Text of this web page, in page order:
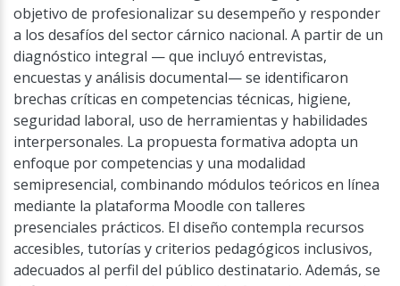
objetivo de profesionalizar su desempeño y responder
a los desafíos del sector cárnico nacional. A partir de un
diagnóstico integral — que incluyó entrevistas,
encuestas y análisis documental— se identificaron
brechas críticas en competencias técnicas, higiene,
seguridad laboral, uso de herramientas y habilidades
interpersonales. La propuesta formativa adopta un
enfoque por competencias y una modalidad
semipresencial, combinando módulos teóricos en línea
mediante la plataforma Moodle con talleres
presenciales prácticos. El diseño contempla recursos
accesibles, tutorías y criterios pedagógicos inclusivos,
adecuados al perfil del público destinatario. Además, se